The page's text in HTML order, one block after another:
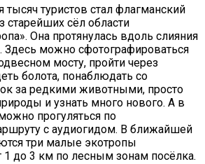
туристов стал флагманский
сёл области
Она протянулась вдоль слияния
Здесь можно сфотографироваться
мосту, пройти через
болота, понаблюдать со
за редкими животными, просто
и узнать много нового. А в
прогуляться по
с аудиогидом. В ближайшей
три малые экотропы
1 до 3 км по лесным зонам посёлка.